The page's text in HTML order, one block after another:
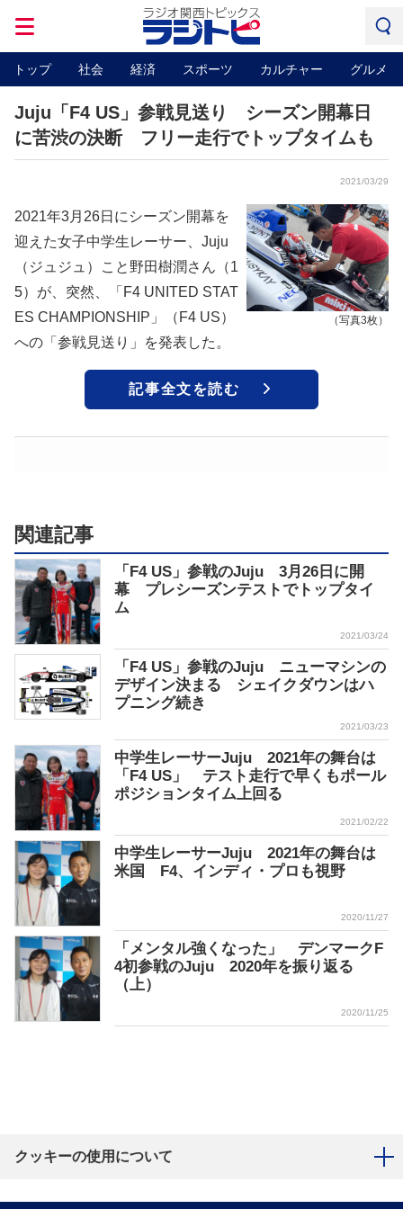
トップ 社会 経済 スポーツ カルチャー グルメ
Juju「F4 US」参戦見送り シーズン開幕日
に苦渋の決断 フリー走行でトップタイムも
2021/03/29
（写真3枚）
2021年3月26日にシーズン開幕を
迎えた女子中学生レーサー、Juju
（ジュジュ）こと野田樹潤さん（1
5）が、突然、「F4 UNITED STAT
ES CHAMPIONSHIP」（F4 US）
への「参戦見送り」を発表した。
記事全文を読む
関連記事
「F4 US」参戦のJuju 3月26日に開
幕 プレシーズンテストでトップタイ
ム
2021/03/24
「F4 US」参戦のJuju ニューマシンの
デザイン決まる シェイクダウンはハ
プニング続き
2021/03/23
中学生レーサーJuju 2021年の舞台は
「F4 US」 テスト走行で早くもポール
ポジションタイム上回る
2021/02/22
中学生レーサーJuju 2021年の舞台は
米国 F4、インディ・プロも視野
2020/11/27
「メンタル強くなった」 デンマークF
4初参戦のJuju 2020年を振り返る
（上）
2020/11/25
クッキーの使用について